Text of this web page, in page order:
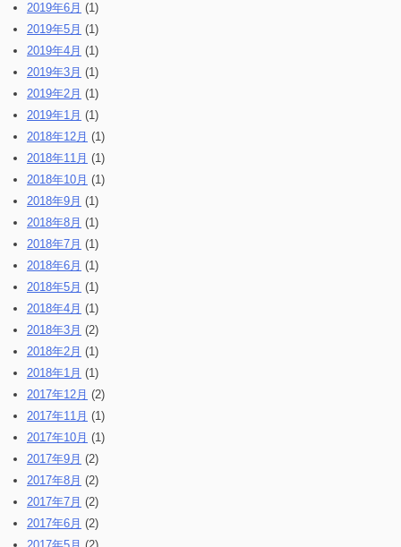
2019年6月 (1)
2019年5月 (1)
2019年4月 (1)
2019年3月 (1)
2019年2月 (1)
2019年1月 (1)
2018年12月 (1)
2018年11月 (1)
2018年10月 (1)
2018年9月 (1)
2018年8月 (1)
2018年7月 (1)
2018年6月 (1)
2018年5月 (1)
2018年4月 (1)
2018年3月 (2)
2018年2月 (1)
2018年1月 (1)
2017年12月 (2)
2017年11月 (1)
2017年10月 (1)
2017年9月 (2)
2017年8月 (2)
2017年7月 (2)
2017年6月 (2)